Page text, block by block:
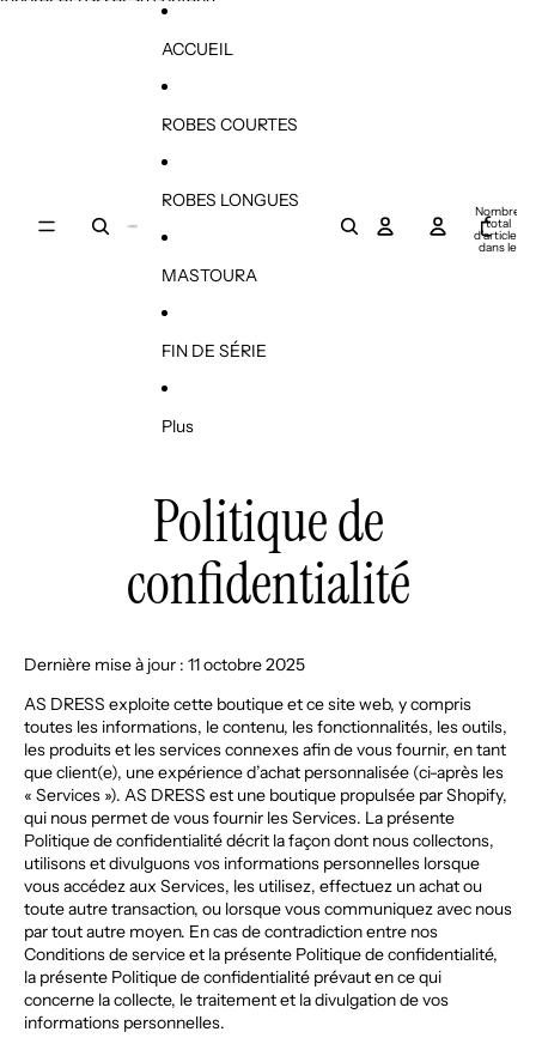
ACCUEIL
ROBES COURTES
ROBES LONGUES
MASTOURA
FIN DE SÉRIE
Plus
Nombre
total
d’articles
dans le
Politique de
confidentialité
Dernière mise à jour : 11 octobre 2025
AS DRESS exploite cette boutique et ce site web, y compris
toutes les informations, le contenu, les fonctionnalités, les outils,
les produits et les services connexes afin de vous fournir, en tant
que client(e), une expérience d’achat personnalisée (ci-après les
« Services »). AS DRESS est une boutique propulsée par Shopify,
qui nous permet de vous fournir les Services. La présente
Politique de confidentialité décrit la façon dont nous collectons,
utilisons et divulguons vos informations personnelles lorsque
vous accédez aux Services, les utilisez, effectuez un achat ou
toute autre transaction, ou lorsque vous communiquez avec nous
par tout autre moyen. En cas de contradiction entre nos
Conditions de service et la présente Politique de confidentialité,
la présente Politique de confidentialité prévaut en ce qui
concerne la collecte, le traitement et la divulgation de vos
informations personnelles.